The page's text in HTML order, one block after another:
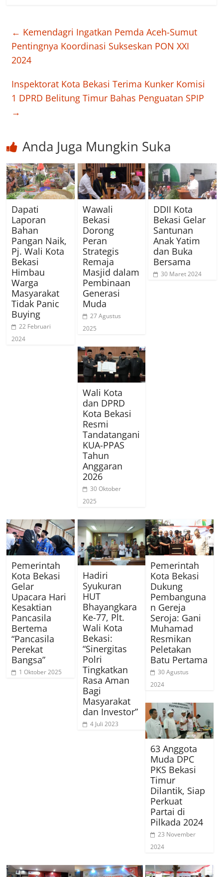
← Kemendagri Ingatkan Pemda Aceh-Sumut
Pentingnya Koordinasi Sukseskan PON XXI
2024
Inspektorat Kota Bekasi Terima Kunker Komisi
1 DPRD Belitung Timur Bahas Penguatan SPIP
→
Anda Juga Mungkin Suka
Dapati
Laporan
Bahan
Pangan Naik,
Pj. Wali Kota
Bekasi
Himbau
Warga
Masyarakat
Tidak Panic
Buying
22 Februari
2024
Wawali
Bekasi
Dorong
Peran
Strategis
Remaja
Masjid dalam
Pembinaan
Generasi
Muda
27 Agustus
2025
DDII Kota
Bekasi Gelar
Santunan
Anak Yatim
dan Buka
Bersama
30 Maret 2024
Wali Kota
dan DPRD
Kota Bekasi
Resmi
Tandatangani
KUA-PPAS
Tahun
Anggaran
2026
30 Oktober
2025
Pemerintah
Kota Bekasi
Gelar
Upacara Hari
Kesaktian
Pancasila
Bertema
“Pancasila
Perekat
Bangsa”
1 Oktober 2025
Hadiri
Syukuran
HUT
Bhayangkara
Ke-77, Plt.
Wali Kota
Bekasi:
“Sinergitas
Polri
Tingkatkan
Rasa Aman
Bagi
Masyarakat
dan Investor”
4 Juli 2023
Pemerintah
Kota Bekasi
Dukung
Pembanguna
n Gereja
Seroja: Gani
Muhamad
Resmikan
Peletakan
Batu Pertama
30 Agustus
2024
63 Anggota
Muda DPC
PKS Bekasi
Timur
Dilantik, Siap
Perkuat
Partai di
Pilkada 2024
23 November
2024